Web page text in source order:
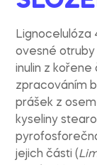
Lignocelulóza
ovesné otruby
inulin z kořene
zpracováním
prášek z
kyseliny
jejich části (